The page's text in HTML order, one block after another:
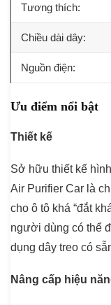
Tương thích:
Chiều dài dây:
Nguồn điện:
Ưu điểm nổi bật
Thiết kế
Sở hữu thiết kế
Air Purifier Car là
cho ô tô khá “đắt
người dùng có thể
dụng dây treo có
Nâng cấp hiệu